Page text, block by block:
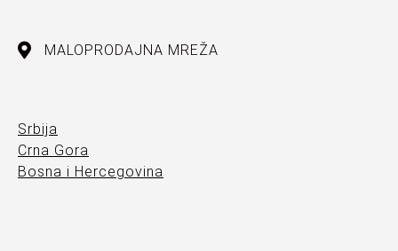
MALOPRODAJNA MREŽA
Srbija
Crna Gora
Bosna i Hercegovina